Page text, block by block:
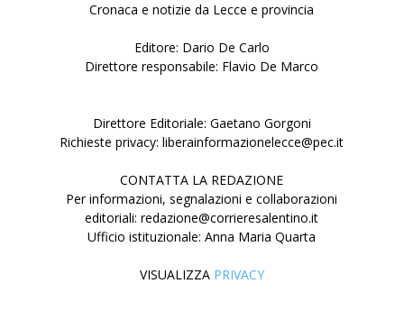
Cronaca e notizie da Lecce e provincia
Editore: Dario De Carlo
Direttore responsabile: Flavio De Marco
Direttore Editoriale: Gaetano Gorgoni
Richieste privacy: liberainformazionelecce@pec.it
CONTATTA LA REDAZIONE
Per informazioni, segnalazioni e collaborazioni
editoriali: redazione@corrieresalentino.it
Ufficio istituzionale: Anna Maria Quarta
VISUALIZZA PRIVACY